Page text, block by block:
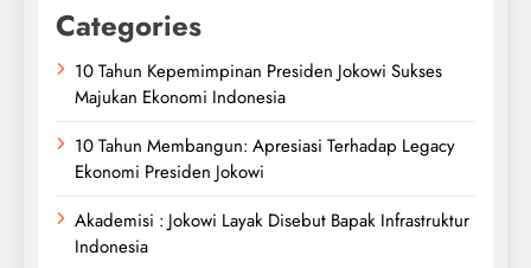
Categories
10 Tahun Kepemimpinan Presiden Jokowi Sukses
Majukan Ekonomi Indonesia
10 Tahun Membangun: Apresiasi Terhadap Legacy
Ekonomi Presiden Jokowi
Akademisi : Jokowi Layak Disebut Bapak Infrastruktur
Indonesia